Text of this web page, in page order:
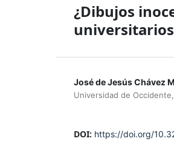
¿Dibujos
José de Jesús Chávez
Universidad de
DOI: https://doi.org/